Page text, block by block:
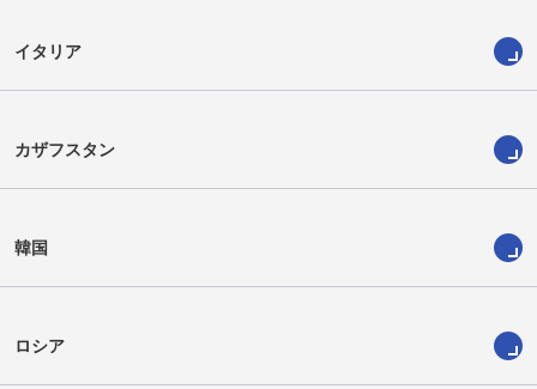
イタリア
カザフスタン
韓国
ロシア